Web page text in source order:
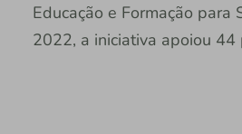
Educação e Formação para
2022, a iniciativa apoiou 44